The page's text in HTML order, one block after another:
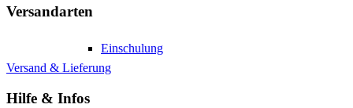
Einschulung
Versandarten
Versand & Lieferung
Hilfe & Infos